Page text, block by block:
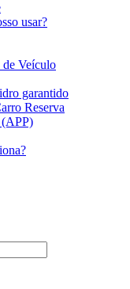
usar?
de Veículo
garantido
Reserva
(APP)